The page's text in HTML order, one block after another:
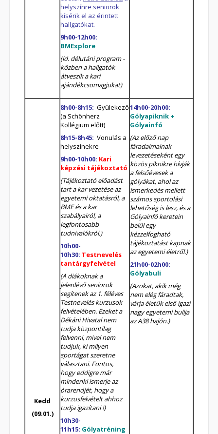
helyszínre seniorok
kísérik el az érintett
hallgatókat.
9h00-12h00:
BMExplore
(ld. délutáni program -
közben a hallgatók
átveszik a kari
ajándékcsomagjukat)
Kedd
(09.01.)
8h00-8h15: Gyülekező
(a Schönherz
Kollégium előtt)
8h15-8h45: Vonulás a
helyszínekre
9h00-10h00: Kari
képzési tájékoztató
(Tájékoztató előadást
tart a kar vezetése az
egyetemi oktatásról, a
BME és a kar
szabályairól, a
legfontosabb
tudnivalókról.)
10h00-
10h30: Testnevelés
tantárgyfelvétel
(A diákoknak a
jelenlévő seniorok
segítenek az 1. féléves
Testnevelés kurzusok
felvételében. Ezeket a
Dékáni Hivatal nem
tudja központilag
felvenni, mivel nem
tudjuk, ki milyen
sportágat szeretne
választani. Fontos,
hogy eddigre már
mindenki ismerje az
órarendjét, hogy a
kurzusfelvételt ahhoz
tudja igazítani !)
10h30-
11h15: Gólyatréning
14h00-20h00:
Gólyapiknik +
Gólyainfó
(Az előző nap
fáradalmainak
levezetéseként egy
közös piknikre hívják
a felsőévesek a
gólyákat, ahol az
ismerkedés mellett
számos sportolási
lehetőség is lesz, és a
Gólyainfó keretein
belül egy
kézzelfogható
tájékoztatást kapnak
az egyetemi életről.)
21h00-02h00:
Gólyabuli
(Azokat, akik még
nem elég fáradtak,
várja életük első igazi
nagy egyetemi bulija
az A38 hajón.)